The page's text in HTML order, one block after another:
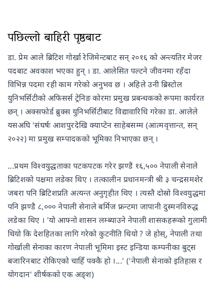
पछिल्लो बाहिरी पृष्ठबाट
डा. प्रेम आले ब्रिटिश गोर्खा रेजिमेन्टबाट सन् २०१६ को अन्त्यतिर मेजर
पदबाट अवकाश भएका हुन् । डा. आलेसित पल्टने जीवनमा रहँदा
विभिन्न पदमा रही काम गरेको अनुभव छ । अहिले उनी ब्रिस्टोल
युनिभर्सिटीको अफिसर्स ट्रेनिङ कोरमा प्रमुख प्रबन्धकको रूपमा कार्यरत
छन् । अक्सफोर्ड ब्रुक्स युनिभर्सिटीबाट विद्यावारिधि गरेका डा. आलेले
यसअघि 'संघर्षः आशपुरदेखि क्याप्टेन साहेबसम्म (आत्मवृत्तान्त, सन्
२०२२) मा प्रमुख सम्पादकको भूमिका निभाएका छन् ।
...प्रथम विश्वयुद्धताका पटकपटक गरेर झण्डै १६,५०० नेपाली सेनाले
ब्रिटिशको पक्षमा लडेका थिए । तत्कालीन प्रधानमन्त्री श्री ३ चन्द्रसमशेर
जबरा पनि ब्रिटिशप्रति अत्यन्त अनुगृहीत थिए । त्यस्तै दोस्रो विश्वयुद्धमा
पनि झण्डै ८,००० नेपाली सेनाले बर्मिज फ्रन्टमा जापानी दुस्मनविरुद्ध
लडेका थिए । 'यो आफ्नो शासन लम्ब्याउने नेपाली शासकहरूको गुलामी
थियो कि देशहितका लागि गरेको कुटनीति थियो ? जे होस्, नेपाली तथा
गोर्खाली सेनाका कारण नेपाली भूमिमा इस्ट इन्डिया कम्पनीका बुट्स
बजारिनबाट रोकिएको चाहिँ पक्कै हो ।...' ('नेपाली सेनाको इतिहास र
योगदान' शीर्षकको एक अङ्श)